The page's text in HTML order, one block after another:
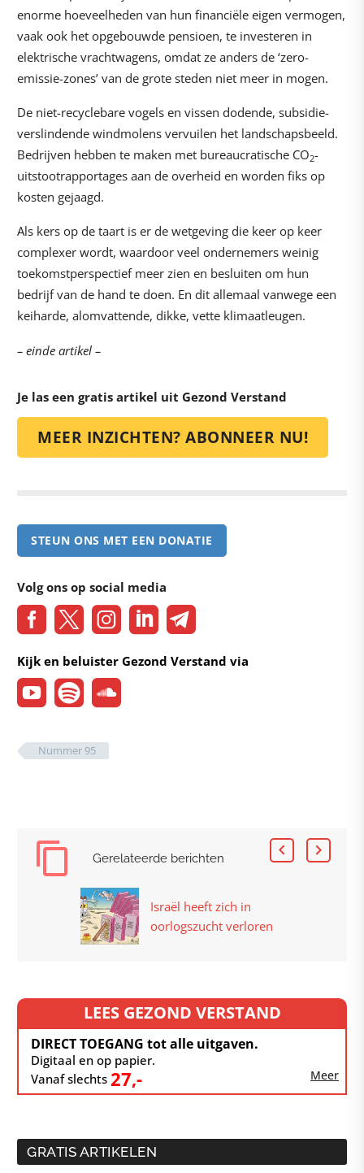
enorme hoeveelheden van hun financiële eigen vermogen,
vaak ook het opgebouwde pensioen, te investeren in
elektrische vrachtwagens, omdat ze anders de ‘zero-
emissie-zones’ van de grote steden niet meer in mogen.
De niet-recyclebare vogels en vissen dodende, subsidie-
verslindende windmolens vervuilen het landschapsbeeld.
Bedrijven hebben te maken met bureaucratische CO2-
uitstootrapportages aan de overheid en worden fiks op
kosten gejaagd.
Als kers op de taart is er de wetgeving die keer op keer
complexer wordt, waardoor veel ondernemers weinig
toekomstperspectief meer zien en besluiten om hun
bedrijf van de hand te doen. En dit allemaal vanwege een
keiharde, alomvattende, dikke, vette klimaatleugen.
– einde artikel –
Je las een gratis artikel uit Gezond Verstand
MEER INZICHTEN? ABONNEER NU!
STEUN ONS MET EEN DONATIE
Volg ons op social media
Kijk en beluister Gezond Verstand via
Nummer 95
Gerelateerde berichten
Israël heeft zich in
oorlogszucht verloren
LEES GEZOND VERSTAND
DIRECT TOEGANG tot alle uitgaven.
Digitaal en op papier.
Vanaf slechts 27,- Meer
GRATIS ARTIKELEN